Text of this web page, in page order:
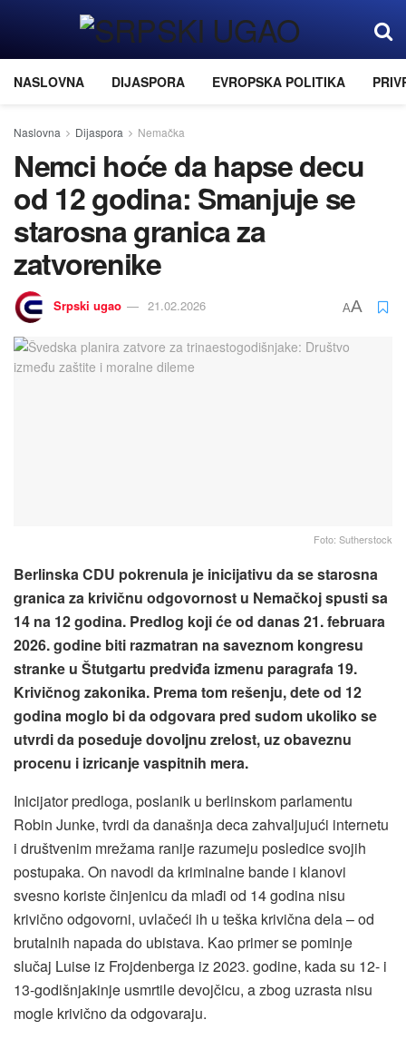
NASLOVNA DIJASPORA EVROPSKA POLITIKA
Naslovna Dijaspora Nemačka
Nemci hoće da hapse decu
od 12 godina: Smanjuje se
starosna granica za
zatvorenike
Srpski ugao 21.02.2026 AA
Foto: Sutherstock
Berlinska CDU pokrenula je inicijativu da se starosna
granica za krivičnu odgovornost u Nemačkoj spusti sa
14 na 12 godina. Predlog koji će od danas 21. februara
2026. godine biti razmatran na saveznom kongresu
stranke u Štutgartu predviđa izmenu paragrafa 19.
Krivičnog zakonika. Prema tom rešenju, dete od 12
godina moglo bi da odgovara pred sudom ukoliko se
utvrdi da poseduje dovoljnu zrelost, uz obaveznu
procenu i izricanje vaspitnih mera.
Inicijator predloga, poslanik u berlinskom parlamentu
Robin Junke, tvrdi da današnja deca zahvaljujući internetu
i društvenim mrežama ranije razumeju posledice svojih
postupaka. On navodi da kriminalne bande i klanovi
svesno koriste činjenicu da mlađi od 14 godina nisu
krivično odgovorni, uvlačeći ih u teška krivična dela – od
brutalnih napada do ubistava. Kao primer se pominje
slučaj Luise iz Frojdenberga iz 2023. godine, kada su 12- i
13-godišnjakinje usmrtile devojčicu, a zbog uzrasta nisu
mogle krivično da odgovaraju.